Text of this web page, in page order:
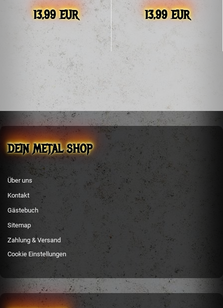
13,99 EUR 13,99 EUR
DEIN METAL SHOP
Über uns
Kontakt
Gästebuch
Sitemap
Zahlung & Versand
Cookie Einstellungen